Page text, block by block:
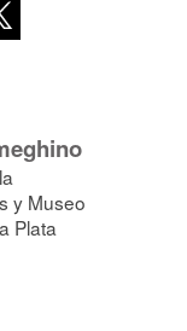
y Museo
Plata